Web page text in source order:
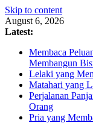
Skip to content
August 6, 2026
Latest:
Membaca
Membangun
Lelaki yang
Matahari yang
Perjalanan
Orang
Pria yang